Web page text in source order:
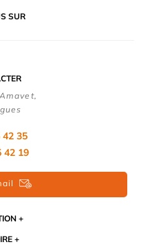
SUR
42 35
42 19